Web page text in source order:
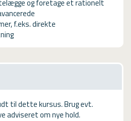
og foretage et rationelt
f.eks. direkte
til dette kursus. Brug evt.
adviseret om nye hold.